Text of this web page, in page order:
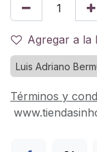
Agregar a la
Luis Adriano
Términos y